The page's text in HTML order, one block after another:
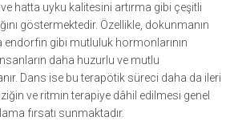
hatta uyku kalitesini artırma gibi çeşitli
göstermektedir. Özellikle, dokunmanın
gibi mutluluk hormonlarının
insanların daha huzurlu ve mutlu
Dans ise bu terapötik süreci daha da ileri
ve ritmin terapiye dâhil edilmesi genel
fırsatı sunmaktadır.